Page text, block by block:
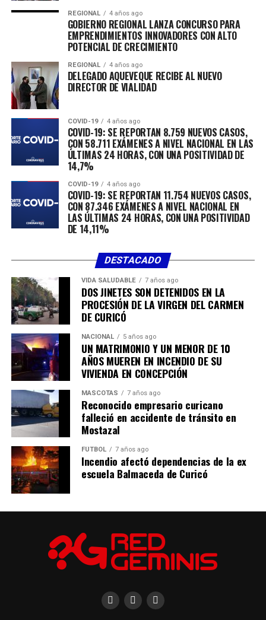
REGIONAL 4 años ago
GOBIERNO REGIONAL LANZA CONCURSO PARA
EMPRENDIMIENTOS INNOVADORES CON ALTO
POTENCIAL DE CRECIMIENTO
REGIONAL 4 años ago
DELEGADO AQUEVEQUE RECIBE AL NUEVO
DIRECTOR DE VIALIDAD
COVID-19 4 años ago
COVID-19: SE REPORTAN 8.759 NUEVOS CASOS,
CON 58.711 EXÁMENES A NIVEL NACIONAL EN LAS
ÚLTIMAS 24 HORAS, CON UNA POSITIVIDAD DE
14,7%
COVID-19 4 años ago
COVID-19: SE REPORTAN 11.754 NUEVOS CASOS,
CON 87.346 EXÁMENES A NIVEL NACIONAL EN
LAS ÚLTIMAS 24 HORAS, CON UNA POSITIVIDAD
DE 14,11%
DESTACADO
VIDA SALUDABLE 7 años ago
DOS JINETES SON DETENIDOS EN LA
PROCESIÓN DE LA VIRGEN DEL CARMEN
DE CURICÓ
NACIONAL 5 años ago
UN MATRIMONIO Y UN MENOR DE 10
AÑOS MUEREN EN INCENDIO DE SU
VIVIENDA EN CONCEPCIÓN
MASCOTAS 7 años ago
Reconocido empresario curicano
falleció en accidente de tránsito en
Mostazal
FÚTBOL 7 años ago
Incendio afectó dependencias de la ex
escuela Balmaceda de Curicó